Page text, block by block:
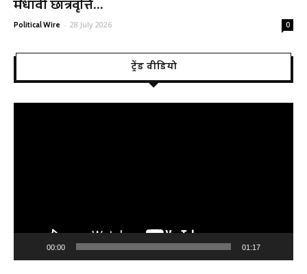
मेधावी छात्रवृत्ति...
Political Wire - 28 July 2026 0
ट्रेंड वीडियो
00:00 01:17